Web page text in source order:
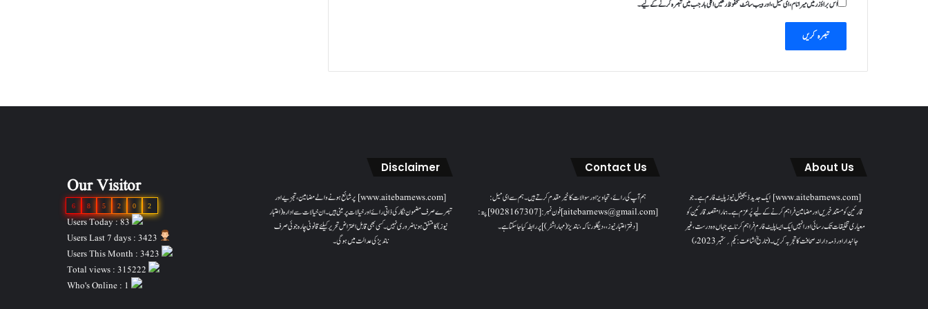
اس براؤزر میں میرا نام، ای میل، اور ویب سائٹ محفوظ رکھیں اگلی بار جب میں تبصرہ کرنے کےلیے۔
About Us
[www.aitebarnews.com] ایک جدید ڈیجیٹل نیوز پلیٹ فارم ہے۔ جو
قارئین کو مستند خبریں اور مضامین فراہم کرنے کے لیے پُر عزم ہے۔ ہمارا مقصدقارئین کو
معیاری تخلیقات تک رسائی اور انہیں ایک ایسا پلیٹ فارم فراہم کرنا ہے جہاں وہ درست، غیر
جانبدار اور ذمہ دارانہ صحافت کا تجربہ کریں۔( تاریخ اشاعت : یکم؍ ستمبر 2023ء)
Contact Us
ہم آپ کی رائے، تجاویز اور سوالات کا خیرمقدم کرتے ہیں۔ ہم سےای میل:
[aitebarnews@gmail.com]فون نمبر: [9028167307]پتہ:
[دفتر اعتبار نیوز، ، دیگلور ناکہ، ناندیڑ(مہاراشٹر) ] پر رابطہ کیا جاسکتا ہے۔
Disclaimer
[www.aitebarnews.com] پر شائع ہونے والے مضامین، تجزیے اور
تبصرے صرف مضمون نگار کی ذاتی رائے اور خیالات پر مبنی ہیں۔ ان خیالات سے ادارہ (اعتبار
نیوز) کا متفق ہونا ضروری نہیں۔ کسی بھی قابل اعتراض تحریر کیلئے قانونی چارہ جوئی صرف
ناندیڑ کی عدالت میں ہوگی۔
Our Visitor
2
0
2
5
8
6
Users Today : 83